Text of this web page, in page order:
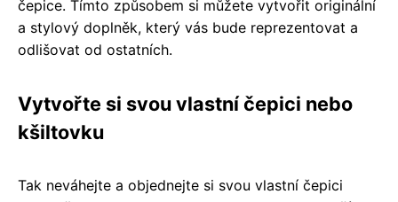
čepice. Tímto způsobem si můžete vytvořit originální
a stylový doplněk, který vás bude reprezentovat a
odlišovat od ostatních.
Vytvořte si svou vlastní čepici nebo
kšiltovku
Tak neváhejte a objednejte si svou vlastní čepici